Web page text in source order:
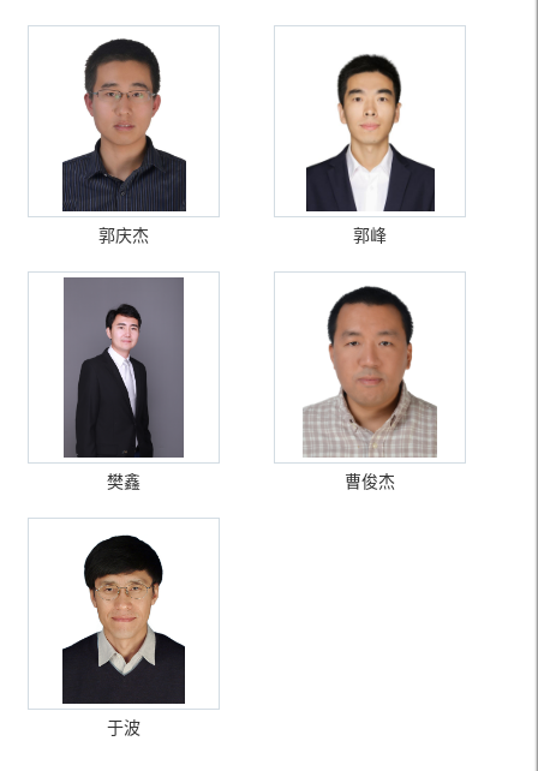
郭庆杰 郭峰
樊鑫 曹俊杰
于波